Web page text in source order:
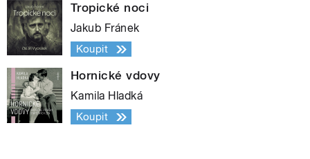
Tropické noci
Jakub Fránek
Koupit
Hornické vdovy
Kamila Hladká
Koupit